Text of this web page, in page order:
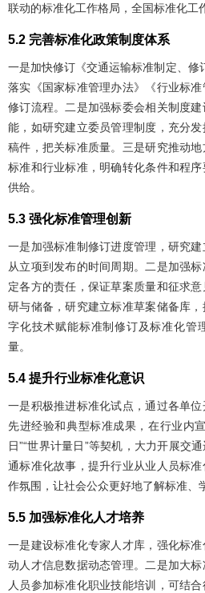
联动的标准化工作格局，全国标准化工作
5.2 完善标准化政策制度体系
一是加快修订《交通运输标准制定、修
落实《国家标准管理办法》《行业标
修订流程。二是加强标委会相关制度
能，如研究建立委员管理制度，充分
稿件，把关标准质量。三是研究推动
标准和行业标准，明确转化条件和程
供给。
5.3 强化标准管理创新
一是加强标准制修订进度管理，研究
从立项到发布的时间周期。二是加强
定各方的责任，保证草案质量和征求
研与储备，研究建立标准草案储备库
字化技术赋能标准制修订及标准化管
量。
5.4 提升行业标准化意识
一是积极推进标准化试点，通过各单
先进经验和典型标准成果，在行业内
日”“世界计量日”等契机，大力开展交
通标准化故事，提升行业从业人员标
作氛围，让社会公众更好地了解标准、
5.5 加强标准化人才培养
一是建设标准化专家人才库，强化标
动人才信息数据动态管理。二是加大
人员参加标准化职业技能培训，可结